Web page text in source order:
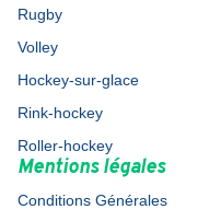
Rugby
Volley
Hockey-sur-glace
Rink-hockey
Roller-hockey
Mentions légales
Conditions Générales